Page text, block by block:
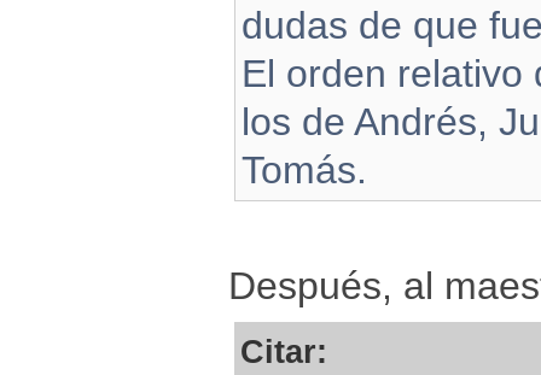
dudas de que
El orden relativo
los de Andrés,
Tomás.
Después, al
Citar: